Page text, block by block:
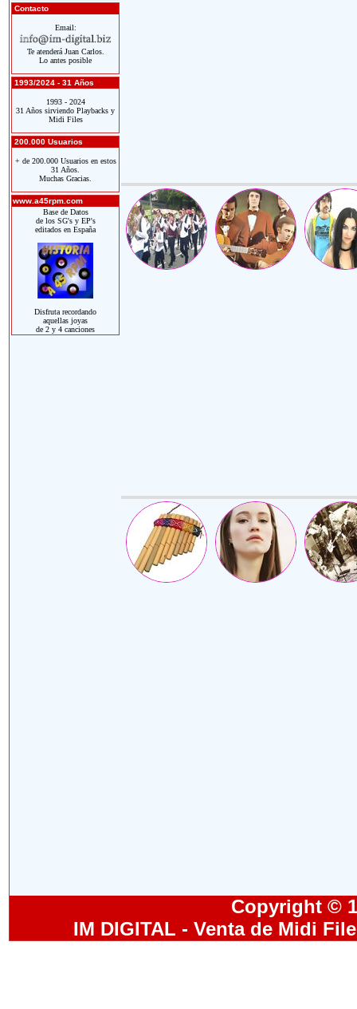
Contacto
Email:
Te atenderá Juan Carlos.
Lo antes posible
1993/2024 - 31 Años
1993 - 2024
31 Años sirviendo Playbacks y
Midi Files
200.000 Usuarios
+ de 200.000 Usuarios en estos
31 Años.
Muchas Gracias.
www.a45rpm.com
Base de Datos
de los SG's y EP's
editados en España
Disfruta recordando
aquellas joyas
de 2 y 4 canciones
Copyright ©
IM DIGITAL - Venta de Midi